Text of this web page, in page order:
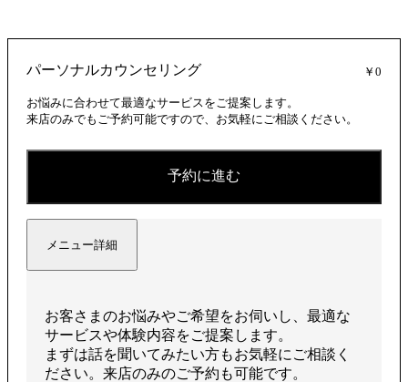
パーソナルカウンセリング ￥0
お悩みに合わせて最適なサービスをご提案します。
来店のみでもご予約可能ですので、お気軽にご相談ください。
予約に進む
メニュー詳細
お客さまのお悩みやご希望をお伺いし、最適な
サービスや体験内容をご提案します。
まずは話を聞いてみたい方もお気軽にご相談く
ださい。来店のみのご予約も可能です。